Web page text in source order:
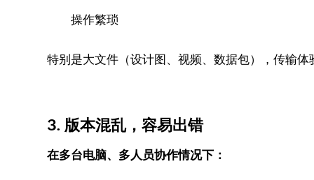
操作繁琐
特别是大文件（设计图、视频、数据包），传输体
3. 版本混乱，容易出错
在多台电脑、多人员协作情况下：